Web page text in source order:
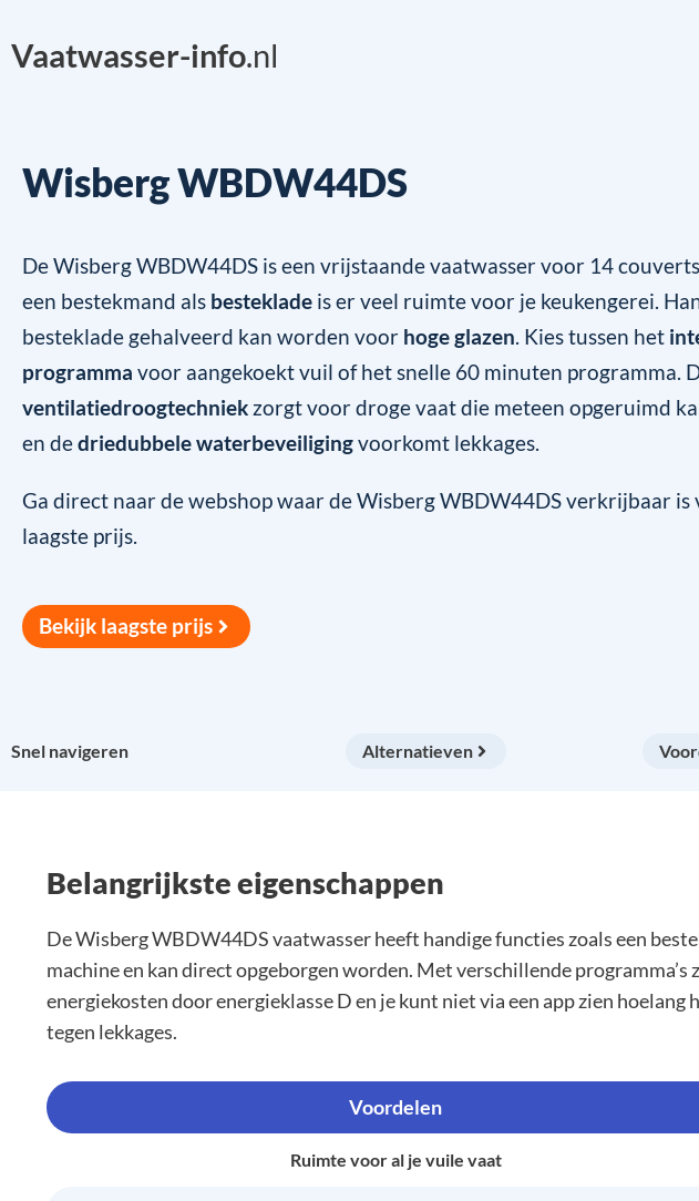
Vaatwasser-info.nl
Wisberg WBDW44DS
De Wisberg WBDW44DS is een vrijstaande vaatwasser voor 14
een bestekmand als besteklade is er veel ruimte voor je keukengerei.
besteklade gehalveerd kan worden voor hoge glazen. Kies tussen het
programma voor aangekoekt vuil of het snelle 60 minuten programma.
ventilatiedroogtechniek zorgt voor droge vaat die meteen opgeruimd
en dedriedubbele waterbeveiligingvoorkomt lekkages.
Ga direct naar de webshop waar de Wisberg WBDW44DS verkrijbaar is
laagste prijs.
Bekijk laagste prijs
Snel navigeren Alternatieven
Belangrijkste eigenschappen
De Wisberg WBDW44DS vaatwasser heeft handige functies zoals een
machine en kan direct opgeborgen worden. Met verschillende
energiekosten door energieklasse D en je kunt niet via een app zien
tegen lekkages.
Voordelen
Ruimte voor al je vuile vaat